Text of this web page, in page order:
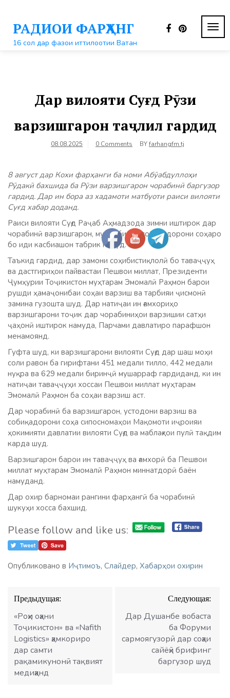
контентуРАДИОИ ФАРҲАНГ
16 сол дар фазои иттилоотии Ватан
Дар вилояти Суғд Рӯзи
варзишгарон таҷлил гардид
08.08.2025 0 Comments BYfarhangfm.tj
8 август дар Кохи фарҳанги ба номи Абӯабдуллоҳи
Рӯдакӣ бахшида ба Рӯзи варзишгарон чорабинӣ баргузор
гардид. Дар ин бора аз хадамоти матбуоти раиси вилояти
Суғд хабар доданд.
Раиси вилояти Суғд Раҷаб Аҳмадзода зимни иштирок дар
чорабинӣ варзишгарон, мураббиёну собиқадорони соҳаро
бо иди касбиашон табрик намуд.
Таъкид гардид, дар замони соҳибистиқлолӣ бо таваҷҷуҳ
ва дастгириҳои пайвастаи Пешвои миллат, Президенти
Ҷумҳурии Тоҷикистон муҳтарам Эмомалӣ Раҳмон барои
рушди ҳамаҷонибаи соҳаи варзиш ва тарбияи ҷисмонӣ
замина гузошта шуд. Дар натиҷаи ин ғамхориҳо
варзишгарони тоҷик дар чорабиниҳои варзишии сатҳи
ҷаҳонӣ иштирок намуда, Парчами давлатиро парафшон
менамоянд.
Гуфта шуд, ки варзишгарони вилояти Суғд дар шаш моҳи
соли равон ба гирифтани 451 медали тилло, 442 медали
нуқра ва 629 медали биринҷӣ мушарраф гардиданд, ки ин
натиҷаи таваҷҷуҳи хоссаи Пешвои миллат муҳтарам
Эмомалӣ Раҳмон ба соҳаи варзиш аст.
Дар чорабинӣ ба варзишгарон, устодони варзиш ва
собиқадорони соҳа сипосномаҳои Мақомоти иҷроияи
ҳокимияти давлатии вилояти Суғд ва маблағҳои пулӣ тақдим
карда шуд.
Варзишгарон барои ин таваҷҷуҳ ва ғамхорӣ ба Пешвои
миллат муҳтарам Эмомалӣ Раҳмон миннатдорӣ баён
намуданд.
Дар охир барномаи рангини фарҳангӣ ба чорабинӣ
шукуҳи хосса бахшид.
Please follow and like us:
Опубликовано в Иҷтимоъ, Слайдер, Хабарҳои охирин
Навигация
по
записям
Предыдущая:
«Роҳи оҳани
Тоҷикистон» ва «Nafith
Logistics» ҳамкориро
дар самти
рақамикунонӣ тақвият
медиҳанд
Следующая:
Дар Душанбе вобаста
ба Форуми
сармоягузорӣ дар соҳаи
сайёҳӣ брифинг
баргузор шуд